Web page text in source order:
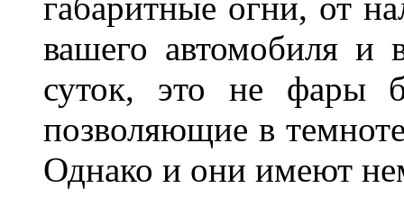
вашего автомобиля и
суток, это не фары
позволяющие в
Однако и они имеют